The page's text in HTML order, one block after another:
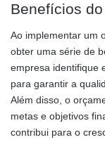
Benefícios
Ao implementar um
obter uma série de
empresa identifique
para garantir a
Além disso, o
metas e objetivos
contribui para o